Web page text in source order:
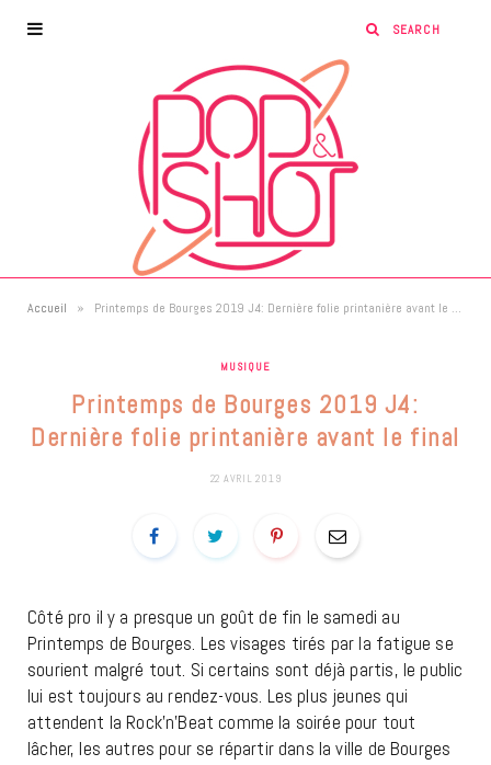
Accueil » Printemps de Bourges 2019 J4: Dernière folie printanière avant le final
MUSIQUE
Printemps de Bourges 2019 J4:
Dernière folie printanière avant le final
22 AVRIL 2019
Côté pro il y a presque un goût de fin le samedi au
Printemps de Bourges. Les visages tirés par la fatigue se
sourient malgré tout. Si certains sont déjà partis, le public
lui est toujours au rendez-vous. Les plus jeunes qui
attendent la Rock’n’Beat comme la soirée pour tout
lâcher, les autres pour se répartir dans la ville de Bourges